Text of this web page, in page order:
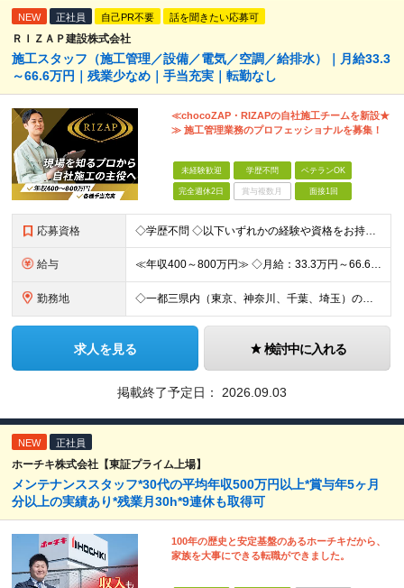
NEW 正社員 自己PR不要 話を聞きたい応募可
ＲＩＺＡＰ建設株式会社
施工スタッフ（施工管理／設備／電気／空調／給排水）｜月給33.3
～66.6万円｜残業少なめ｜手当充実｜転勤なし
≪chocoZAP・RIZAPの自社施工チームを新設★
≫ 施工管理業務のプロフェッショナルを募集！
未経験歓迎 学歴不問 ベテランOK
完全週休2日 賞与複数月 面接1回
応募資格 ◇学歴不問 ◇以下いずれかの経験や資格をお持ちの方 ≪対象経験≫ ・店舗内装工事（フィットネス・飲食・物販など）の施工管理経験をお持ちの方 ・電気工事の実務経験（1年以上目安/業態不問） ・空調設備
給与 ≪年収400～800万円≫ ◇月給：33.3万円～66.6万円 ◇残業代別途支給 ◇昇給年2回（実力次第でスピード昇給可能） スキル・経験に応じた評価制度 ￣￣￣￣￣￣￣￣￣￣￣￣￣ 新設チームのた
勤務地 ◇一都三県内（東京、神奈川、千葉、埼玉）の店舗 ※転勤なし ◇chocoZAP・RIZAP等の店舗施工を担当 【勤務エリア】 東京都、神奈川県、埼玉県、千葉県 【本社所在地】 東京都新宿区西新宿8
求人を見る 検討中に入れる
掲載終了予定日： 2026.09.03
NEW 正社員
ホーチキ株式会社【東証プライム上場】
メンテナンススタッフ*30代の平均年収500万円以上*賞与年5ヶ月
分以上の実績あり*残業月30h*9連休も取得可
100年の歴史と安定基盤のあるホーチキだから、
家族を大事にできる転職ができました。